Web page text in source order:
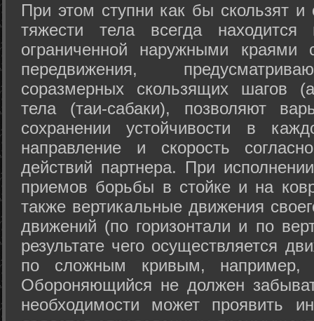
При этом ступни как бы скользят
тяжести тела всегда
ограниченной наружными краями
передвижения,
соразмерных скользящих шагов
тела (таи-сабаки), позволяют
сохранении устойчивости в
направление и скорость
действий партнера. При
приемов борьбы в стойке и на
также вертикальные движения
движений (по горизонтали и по
результате чего осуществляется
по сложным кривым, например,
Обороняющийся не должен
необходимости может проявить